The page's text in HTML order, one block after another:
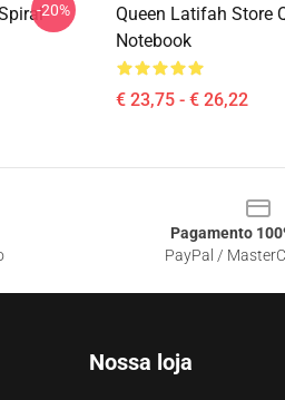
-20%
Queen Latifah Store
Notebook
€ 23,75 - € 26,22
Pagamento
PayPal /
Nossa loja